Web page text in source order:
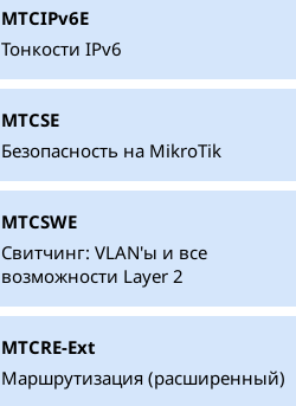
MTCIPv6E
Тонкости IPv6
MTCSE
Безопасность на MikroTik
MTCSWE
Свитчинг: VLAN'ы и все
возможности Layer 2
MTCRE-Ext
Маршрутизация (расширенный)